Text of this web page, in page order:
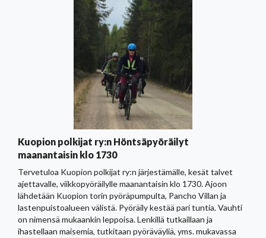
Kuopion polkijat ry:n Höntsäpyöräilyt
maanantaisin klo 1730
Tervetuloa Kuopion polkijat ry:n järjestämälle, kesät talvet
ajettavalle, viikkopyöräilylle maanantaisin klo 1730. Ajoon
lähdetään Kuopion torin pyöräpumpulta, Pancho Villan ja
lastenpuistoalueen välistä. Pyöräily kestää pari tuntia. Vauhti
on nimensä mukaankin leppoisa. Lenkillä tutkaillaan ja
ihastellaan maisemia, tutkitaan pyöräväyliä, yms. mukavassa